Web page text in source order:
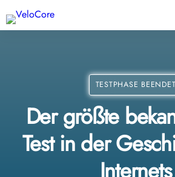
Agenturen & Webdesigner
TESTPHASE BEENDET
Der größte
Test in der